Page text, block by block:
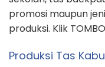
promosi maupun
produksi. Klik
Produksi Tas